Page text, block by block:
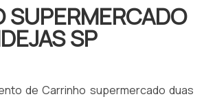
SUPERMERCADO
SP
de Carrinho supermercado duas